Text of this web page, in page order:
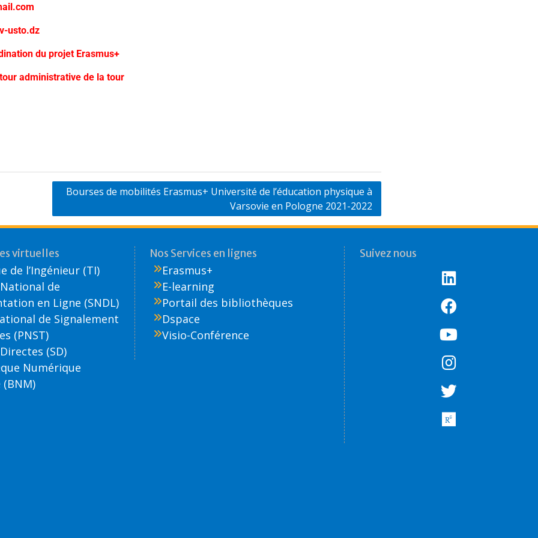
usto.dz
du projet Erasmus+
administrative de la tour
Bourses de mobilités Erasmus+ Université de l’éducation physique à
Varsovie en Pologne 2021-2022
virtuelles
de l’Ingénieur (TI)
de
en Ligne (SNDL)
de Signalement
(PNST)
(SD)
Numérique
Nos Services en lignes
Erasmus+
E-learning
Portail des bibliothèques
Dspace
Visio-Conférence
Suivez nous